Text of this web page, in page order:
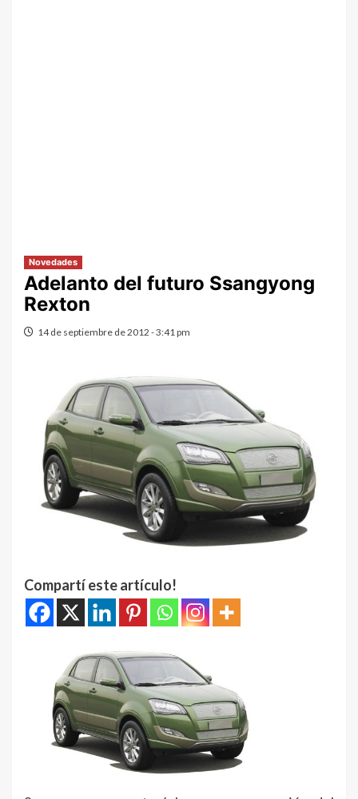
Novedades
Adelanto del futuro Ssangyong
Rexton
14 de septiembre de 2012 - 3:41 pm
Compartí este artículo!